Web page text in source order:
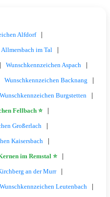
Alfdorf |
im Tal |
| Wunschkennzeichen Aspach |
Wunschkennzeichen Backnang |
Wunschkennzeichen Burgstetten |
Fellbach ⭐ |
Großerlach |
Kaisersbach |
im Remstal ⭐ |
an der Murr |
Wunschkennzeichen Leutenbach |